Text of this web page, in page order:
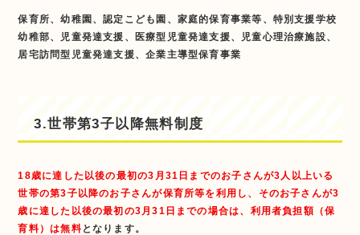
保育所、幼稚園、認定こども園、家庭的保育事業等、特別支援学校
幼稚部、児童発達支援、医療型児童発達支援、児童心理治療施設、
居宅訪問型児童発達支援、企業主導型保育事業
3.世帯第3子以降無料制度
18歳に達した以後の最初の3月31日までのお子さんが3人以上いる
世帯の第3子以降のお子さんが保育所等を利用し、そのお子さんが3
歳に達した以後の最初の3月31日までの場合は、利用者負担額（保
育料）は無料 となります。